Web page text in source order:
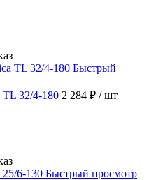
Быстрый
32/4-180 2 284 ₽ / шт
Быстрый просмотр